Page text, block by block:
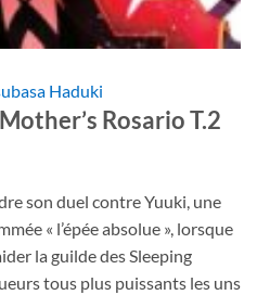
Haduki
Rosario T.2
son duel contre Yuuki, une
« l’épée absolue », lorsque
la guilde des Sleeping
tous plus puissants les uns